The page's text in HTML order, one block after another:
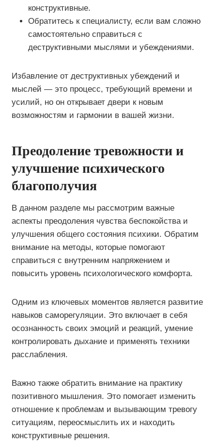
конструктивные.
Обратитесь к специалисту, если вам сложно
самостоятельно справиться с
деструктивными мыслями и убеждениями.
Избавление от деструктивных убеждений и
мыслей — это процесс, требующий времени и
усилий, но он открывает двери к новым
возможностям и гармонии в вашей жизни.
Преодоление тревожности и
улучшение психического
благополучия
В данном разделе мы рассмотрим важные
аспекты преодоления чувства беспокойства и
улучшения общего состояния психики. Обратим
внимание на методы, которые помогают
справиться с внутренним напряжением и
повысить уровень психологического комфорта.
Одним из ключевых моментов является развитие
навыков саморегуляции. Это включает в себя
осознанность своих эмоций и реакций, умение
контролировать дыхание и применять техники
расслабления.
Важно также обратить внимание на практику
позитивного мышления. Это помогает изменить
отношение к проблемам и вызывающим тревогу
ситуациям, переосмыслить их и находить
конструктивные решения.